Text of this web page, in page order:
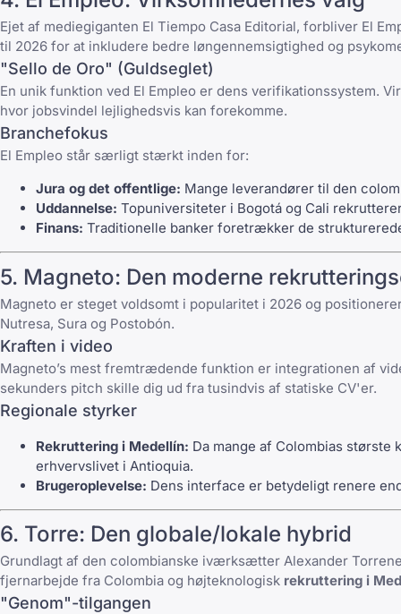
Ejet af mediegiganten El Tiempo Casa Editorial, forbliver El
til 2026 for at inkludere bedre løngennemsigtighed og
"Sello de Oro" (Guldseglet)
En unik funktion ved El Empleo er dens verifikationssystem.
hvor jobsvindel lejlighedsvis kan forekomme.
Branchefokus
El Empleo står særligt stærkt inden for:
Jura og det offentlige: Mange leverandører til den
Uddannelse: Topuniversiteter i Bogotá og Cali
Finans: Traditionelle banker foretrækker de
5. Magneto: Den moderne
Magneto er steget voldsomt i popularitet i 2026 og
Nutresa, Sura og Postobón.
Kraften i video
Magneto’s mest fremtrædende funktion er integrationen af
sekunders pitch skille dig ud fra tusindvis af statiske CV'er.
Regionale styrker
Rekruttering i Medellín: Da mange af Colombias
erhvervslivet i Antioquia.
Brugeroplevelse: Dens interface er betydeligt renere
6. Torre: Den globale/lokale hybrid
Grundlagt af den colombianske iværksætter Alexander
fjernarbejde fra Colombia og højteknologisk rekruttering i
"Genom"-tilgangen